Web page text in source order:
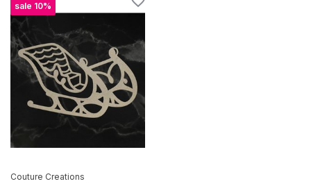
sale 10%
Couture Creations